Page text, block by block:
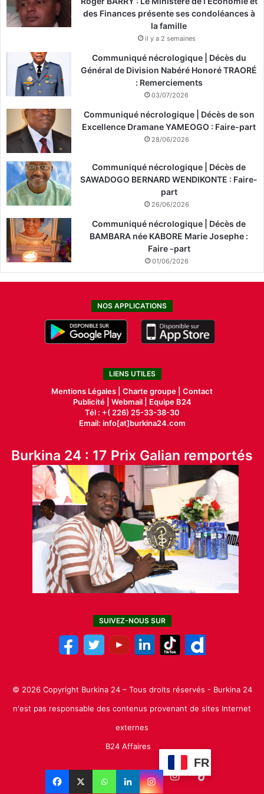
des Finances présente ses condoléances à
la famille
il y a 2 semaines
Communiqué nécrologique | Décès du
Général de Division Nabéré Honoré TRAORÉ
: Remerciements
03/07/2026
Communiqué nécrologique | Décès de son
Excellence Dramane YAMEOGO : Faire-part
28/06/2026
Communiqué nécrologique | Décès de
SAWADOGO BERNARD WENDIKONTE : Faire-
part
26/06/2026
Communiqué nécrologique | Décès de
BAMBARA née KABORE Marie Josephe :
Faire -part
01/06/2026
NOS APPLICATIONS
LIENS UTILES
Mentions Légales | Charte groupe | Contact
Publicité| Webmail |
Equipe B24
Tél : +( 226) 25-33-38-30
Email: info[at]burkina24.com
Burkina 24 : 17 Prix Galian remportés
SUIVEZ-NOUS SUR
© 2026 Copyright Burkina 24 – Tous droits réservés - Burkina 24
n'est pas responsable des contenus provenant de sites Internet
externes
B24 Affaires
FR
Facebook LinkedinYouTubeInstagram
TikTok